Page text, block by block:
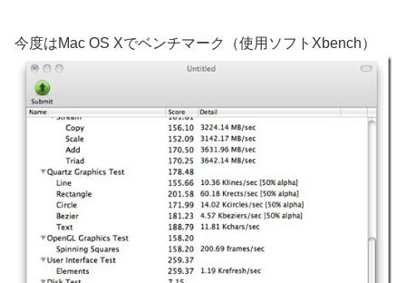
今度はMac OS Xでベンチマーク（使用ソフトXbench）